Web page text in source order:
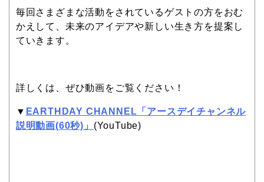
毎回さまざまな活動をされているゲストの方をおむ
かえして、未来のアイデアや新しい生き方を提案し
ていきます。
詳しくは、ぜひ動画をご覧ください！
▼ EARTHDAY CHANNEL「アースデイチャンネル
説明動画(60秒)」 (YouTube)